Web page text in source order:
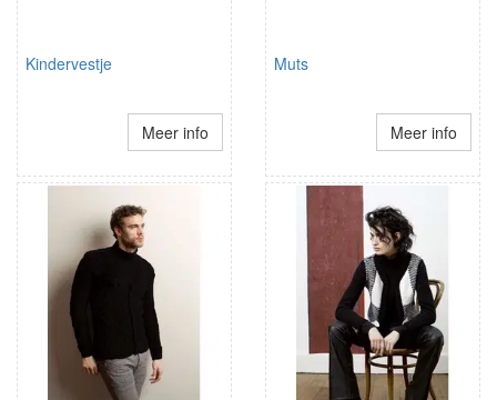
Kindervestje
Meer info
Muts
Meer info